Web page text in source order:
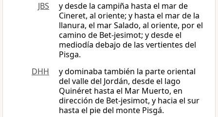
JBS
y desde la campiña hasta el mar de
Cineret, al oriente; y hasta el mar de la
llanura, el mar Salado, al oriente, por el
camino de Bet-jesimot; y desde el
mediodía debajo de las vertientes del
Pisga.
DHH
y dominaba también la parte oriental
del valle del Jordán, desde el lago
Quinéret hasta el Mar Muerto, en
dirección de Bet-jesimot, y hacia el sur
hasta el pie del monte Pisgá.